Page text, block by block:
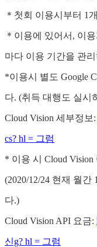
＊첫회 이용시부터 1
＊이용에 있어서, 이
마다 이용 기간을 관
*이용시 별도 Google
다. (취득 대행도 실시
Cloud Vision 세부정보:
cs? hl = 그럼
* 이용 시 Cloud
(2020/12/24 현재 월간
다.)
Cloud Vision API 요금:
신g? hl = 그럼